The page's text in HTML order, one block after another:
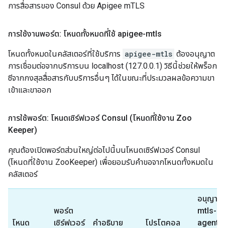
การสื่อสารของ Consul ด้วย Apigee mTLS
การใช้งานพอร์ต: โหนดทั้งหมดที่ใช้ apigee-mtls
โหนดทั้งหมดในคลัสเตอร์ที่ใช้บริการ apigee-mtls ต้องอนุญาต
การเชื่อมต่อจากบริการบน localhost (127.0.0.1) วิธีนี้ช่วยให้พร็อก
ซีจากกงสุลสื่อสารกับบริการอื่นๆ ได้ในขณะที่ประมวลผลข้อความขา
เข้าและขาออก
การใช้พอร์ต: โหนดเซิร์ฟเวอร์ Consul (โหนดที่ใช้งาน Zoo
Keeper)
คุณต้องเปิดพอร์ตส่วนใหญ่ต่อไปนี้บนโหนดเซิร์ฟเวอร์ Consul
(โหนดที่ใช้งาน ZooKeeper) เพื่อยอมรับคำขอจากโหนดทั้งหมดใน
คลัสเตอร์
โหนด
พอร์ต
เซิร์ฟเวอร์
คำอธิบาย โปรโตคอล
อนุญาต
mtls-
agent